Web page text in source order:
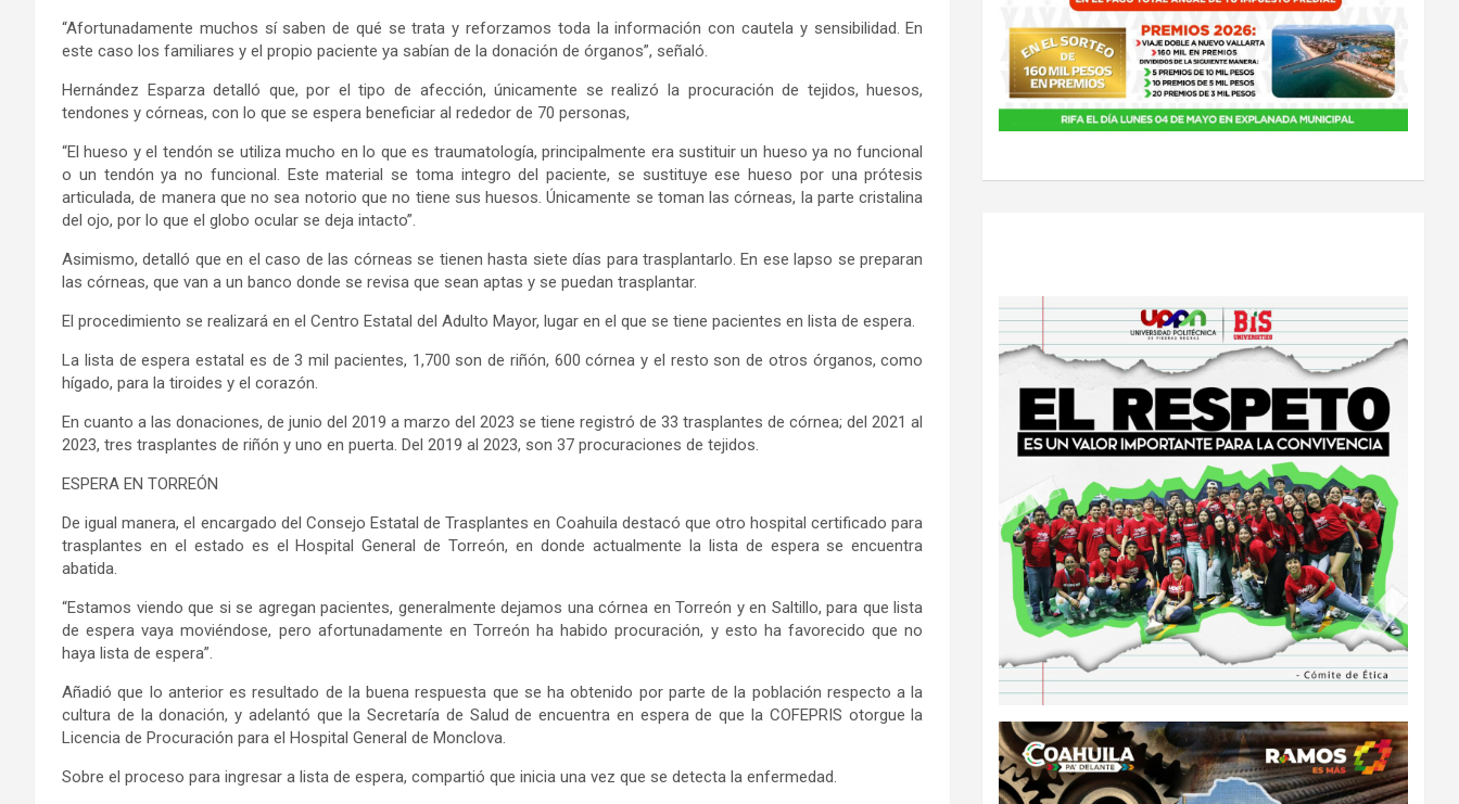
“Afortunadamente muchos sí saben de qué se trata y reforzamos toda la información con cautela y sensibilidad. En
este caso los familiares y el propio paciente ya sabían de la donación de órganos”, señaló.
Hernández Esparza detalló que, por el tipo de afección, únicamente se realizó la procuración de tejidos, huesos,
tendones y córneas, con lo que se espera beneficiar al rededor de 70 personas,
“El hueso y el tendón se utiliza mucho en lo que es traumatología, principalmente era sustituir un hueso ya no funcional
o un tendón ya no funcional. Este material se toma integro del paciente, se sustituye ese hueso por una prótesis
articulada, de manera que no sea notorio que no tiene sus huesos. Únicamente se toman las córneas, la parte cristalina
del ojo, por lo que el globo ocular se deja intacto”.
Asimismo, detalló que en el caso de las córneas se tienen hasta siete días para trasplantarlo. En ese lapso se preparan
las córneas, que van a un banco donde se revisa que sean aptas y se puedan trasplantar.
El procedimiento se realizará en el Centro Estatal del Adulto Mayor, lugar en el que se tiene pacientes en lista de espera.
La lista de espera estatal es de 3 mil pacientes, 1,700 son de riñón, 600 córnea y el resto son de otros órganos, como
hígado, para la tiroides y el corazón.
En cuanto a las donaciones, de junio del 2019 a marzo del 2023 se tiene registró de 33 trasplantes de córnea; del 2021 al
2023, tres trasplantes de riñón y uno en puerta. Del 2019 al 2023, son 37 procuraciones de tejidos.
ESPERA EN TORREÓN
De igual manera, el encargado del Consejo Estatal de Trasplantes en Coahuila destacó que otro hospital certificado para
trasplantes en el estado es el Hospital General de Torreón, en donde actualmente la lista de espera se encuentra
abatida.
“Estamos viendo que si se agregan pacientes, generalmente dejamos una córnea en Torreón y en Saltillo, para que lista
de espera vaya moviéndose, pero afortunadamente en Torreón ha habido procuración, y esto ha favorecido que no
haya lista de espera”.
Añadió que lo anterior es resultado de la buena respuesta que se ha obtenido por parte de la población respecto a la
cultura de la donación, y adelantó que la Secretaría de Salud de encuentra en espera de que la COFEPRIS otorgue la
Licencia de Procuración para el Hospital General de Monclova.
Sobre el proceso para ingresar a lista de espera, compartió que inicia una vez que se detecta la enfermedad.